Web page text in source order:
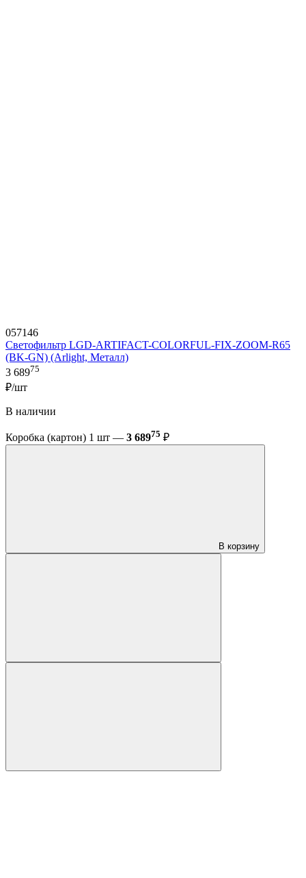
057146
Светофильтр LGD-ARTIFACT-COLORFUL-FIX-ZOOM-R65
(BK-GN) (Arlight, Металл)
3 68975
₽/шт
В наличии
Коробка (картон) 1 шт — 3 68975 ₽
В корзину